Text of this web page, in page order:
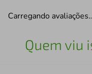
Carregando
Quem viu